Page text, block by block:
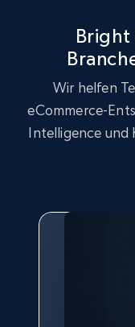
Google
URL, Product
Google
Bright
Wir helfen
eCommerce-
Intelligence und